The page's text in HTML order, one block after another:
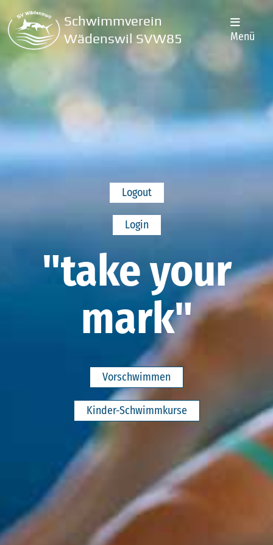
Schwimmverein
Wädenswil SVW85
Menü
Logout
Login
"take your
mark"
Vorschwimmen
Kinder-Schwimmkurse